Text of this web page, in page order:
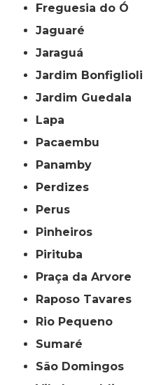
Freguesia do Ó
Jaguaré
Jaraguá
Jardim Bonfiglioli
Jardim Guedala
Lapa
Pacaembu
Panamby
Perdizes
Perus
Pinheiros
Pirituba
Praça da Arvore
Raposo Tavares
Rio Pequeno
Sumaré
São Domingos